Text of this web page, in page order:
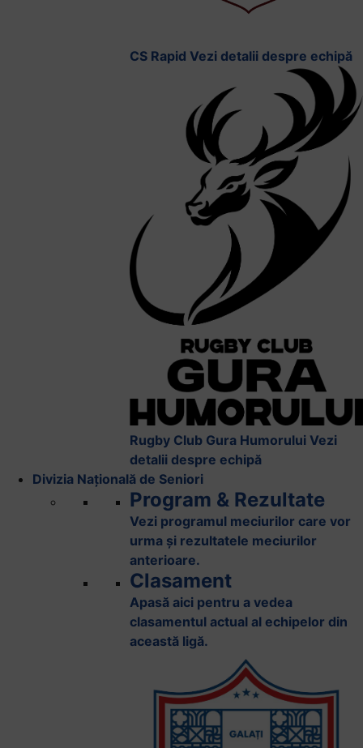
CS Rapid Vezi detalii despre echipă
Rugby Club Gura Humorului Vezi
detalii despre echipă
Divizia Națională de Seniori
Program & Rezultate
Vezi programul meciurilor care vor
urma și rezultatele meciurilor
anterioare.
Clasament
Apasă aici pentru a vedea
clasamentul actual al echipelor din
această ligă.